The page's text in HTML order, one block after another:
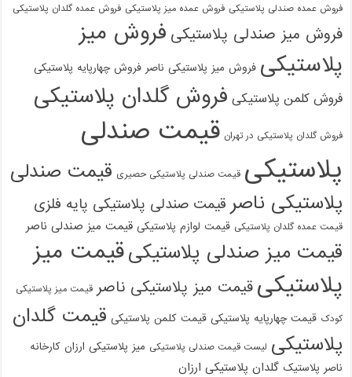
فروش عمده صندلی پلاستیکی فروش عمده میز پلاستیکی فروش عمده گلدان پلاستیکی
فروش میز صندلی پلاستیکی فروش میز
پلاستیکی فروش میز پلاستیکی ناصر فروش چهارپایه پلاستیکی
فروش کلمن پلاستیکی فروش گلدان پلاستیکی
فروش گلدان پلاستیکی در تهران قیمت صندلی
پلاستیکی قیمت صندلی پلاستیکی حصیری قیمت صندلی
پلاستیکی ناصر قیمت صندلی پلاستیکی پایه فلزی
قیمت عمده گلدان پلاستیکی قیمت لوازم پلاستیکی قیمت میز صندلی ناصر
قیمت میز صندلی پلاستیکیقیمت میز
پلاستیکی قیمت میز پلاستیکی ناصر قیمت میز پلاستیکی
کودک قیمت چهارپایه پلاستیکی قیمت کلمن پلاستیکی قیمت گلدان
پلاستیکی لیست قیمت صندلی پلاستیکی میز پلاستیکی ارزان کارخانه
ناصر پلاستیک گلدان پلاستیکی ارزان